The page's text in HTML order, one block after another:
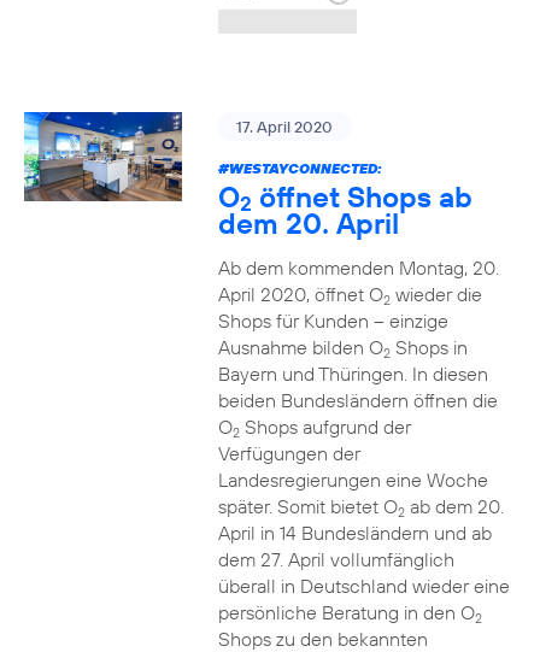
17. April 2020
#WESTAYCONNECTED:
O2 öffnet Shops ab
dem 20. April
Ab dem kommenden Montag, 20.
April 2020, öffnet O2wieder die
Shops für Kunden – einzige
Ausnahme bilden O2Shops in
Bayern und Thüringen. In diesen
beiden Bundesländern öffnen die
O2Shops aufgrund der
Verfügungen der
Landesregierungen eine Woche
später. Somit bietet O2ab dem 20.
April in 14 Bundesländern und ab
dem 27. April vollumfänglich
überall in Deutschland wieder eine
persönliche Beratung in den O2
Shops zu den bekannten